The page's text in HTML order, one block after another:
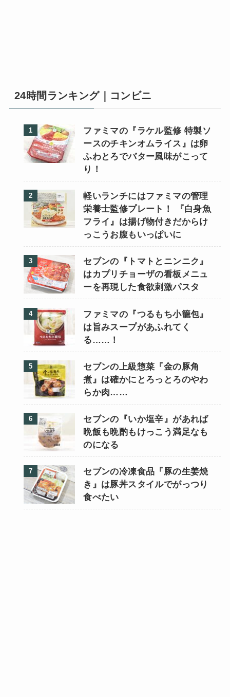
24時間ランキング｜コンビニ
ファミマの『ラケル監修 特製ソ
ースのチキンオムライス』は卵
ふわとろでバター風味がこって
り！
軽いランチにはファミマの管理
栄養士監修プレート！ 『白身魚
フライ』は揚げ物付きだからけ
っこうお腹もいっぱいに
セブンの『トマトとニンニク』
はカプリチョーザの看板メニュ
ーを再現した食欲刺激パスタ
ファミマの『つるもち小籠包』
は旨みスープがあふれてく
る……！
セブンの上級惣菜『金の豚角
煮』は確かにとろっとろのやわ
らか肉……
セブンの『いか塩辛』があれば
晩飯も晩酌もけっこう満足なも
のになる
セブンの冷凍食品『豚の生姜焼
き』は豚丼スタイルでがっつり
食べたい